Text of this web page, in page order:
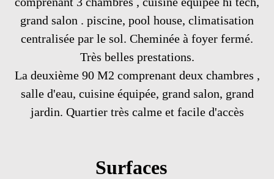
grand salon . piscine, pool house, climatisation
centralisée par le sol. Cheminée à foyer fermé.
Très belles prestations.
La deuxième 90 M2 comprenant deux chambres ,
salle d'eau, cuisine équipée, grand salon, grand
jardin. Quartier très calme et facile d'accès
Surfaces